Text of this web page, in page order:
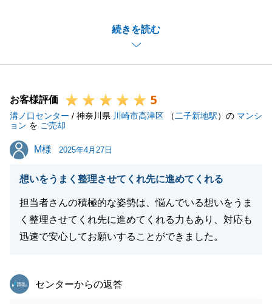
続きを読む
過去の取引事例が豊富にございました。
そのため、直近の金額の推移、どのようなお客様が購
入ターゲットなのか、など詳細データを持っていたた
した。
結果として満足いただく事が出来まして私も非常に嬉
しく思います。
今後も不動産の売買時には是非お声掛けください。
閉じる
お客様評価 5
溝ノ口センター / 神奈川県 川崎市高津区 （ 二子新地駅）の マンシ
ョン を ご売却
M様
M様 2025年4月27日
想いをうまく整理させてくれ先に進めてくれる
担当者さんの積極的な姿勢は、悩んでいる想いをうま
く整理させてくれ先に進めてくれる力もあり、対応も
迅速で安心してお願いすることができました。
東急リバブル
センターからの返答